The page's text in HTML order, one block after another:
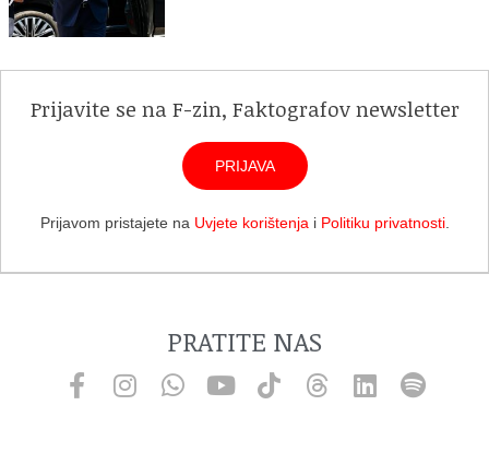
Prijavite se na F-zin, Faktografov newsletter
PRIJAVA
Prijavom pristajete na Uvjete korištenja i Politiku privatnosti.
PRATITE NAS